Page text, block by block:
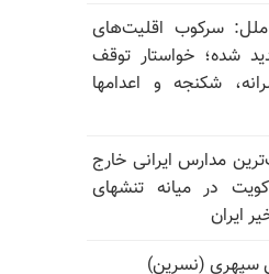
ملل: سرکوب اقلیت‌های
شده؛ خواستار توقف
شکنجه و اعدامها
مدارس ایرانی خارج
در میانه تنشهای
ایران
سپهری (نسرین)